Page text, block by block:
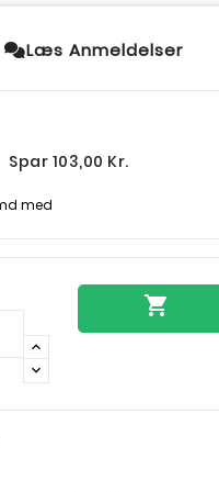
Læs Anmeldelser
Spar 103,00 Kr.
